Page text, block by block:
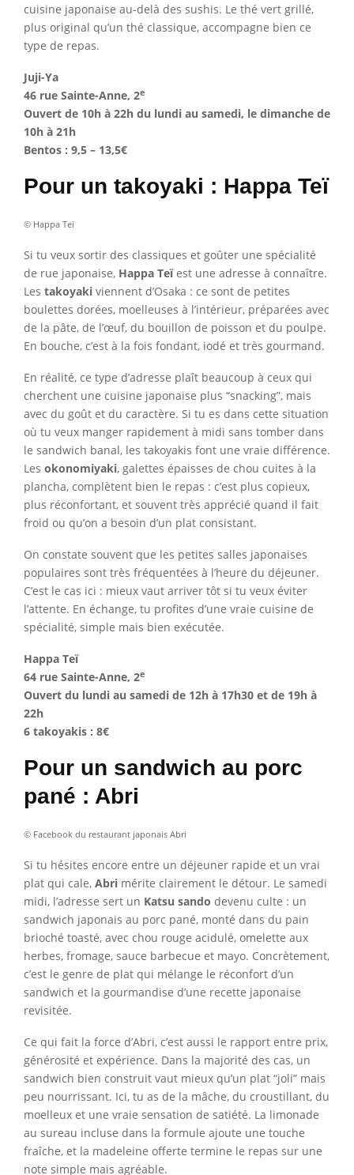
cuisine japonaise au-delà des sushis. Le thé vert grillé,
plus original qu’un thé classique, accompagne bien ce
type de repas.
Juji-Ya
46 rue Sainte-Anne, 2e
Ouvert de 10h à 22h du lundi au samedi, le dimanche de
10h à 21h
Bentos : 9,5 – 13,5€
Pour un takoyaki : Happa Teï
© Happa Teï
Si tu veux sortir des classiques et goûter une spécialité
de rue japonaise, Happa Teïest une adresse à connaître.
Les takoyaki viennent d’Osaka : ce sont de petites
boulettes dorées, moelleuses à l’intérieur, préparées avec
de la pâte, de l’œuf, du bouillon de poisson et du poulpe.
En bouche, c’est à la fois fondant, iodé et très gourmand.
En réalité, ce type d’adresse plaît beaucoup à ceux qui
cherchent une cuisine japonaise plus “snacking”, mais
avec du goût et du caractère. Si tu es dans cette situation
où tu veux manger rapidement à midi sans tomber dans
le sandwich banal, les takoyakis font une vraie différence.
Les okonomiyaki, galettes épaisses de chou cuites à la
plancha, complètent bien le repas : c’est plus copieux,
plus réconfortant, et souvent très apprécié quand il fait
froid ou qu’on a besoin d’un plat consistant.
On constate souvent que les petites salles japonaises
populaires sont très fréquentées à l’heure du déjeuner.
C’est le cas ici : mieux vaut arriver tôt si tu veux éviter
l’attente. En échange, tu profites d’une vraie cuisine de
spécialité, simple mais bien exécutée.
Happa Teï
64 rue Sainte-Anne, 2e
Ouvert du lundi au samedi de 12h à 17h30 et de 19h à
22h
6 takoyakis : 8€
Pour un sandwich au porc
pané : Abri
© Facebook du restaurant japonais Abri
Si tu hésites encore entre un déjeuner rapide et un vrai
plat qui cale, Abri mérite clairement le détour. Le samedi
midi, l’adresse sert un Katsu sando devenu culte : un
sandwich japonais au porc pané, monté dans du pain
brioché toasté, avec chou rouge acidulé, omelette aux
herbes, fromage, sauce barbecue et mayo. Concrètement,
c’est le genre de plat qui mélange le réconfort d’un
sandwich et la gourmandise d’une recette japonaise
revisitée.
Ce qui fait la force d’Abri, c’est aussi le rapport entre prix,
générosité et expérience. Dans la majorité des cas, un
sandwich bien construit vaut mieux qu’un plat “joli” mais
peu nourrissant. Ici, tu as de la mâche, du croustillant, du
moelleux et une vraie sensation de satiété. La limonade
au sureau incluse dans la formule ajoute une touche
fraîche, et la madeleine offerte termine le repas sur une
note simple mais agréable.